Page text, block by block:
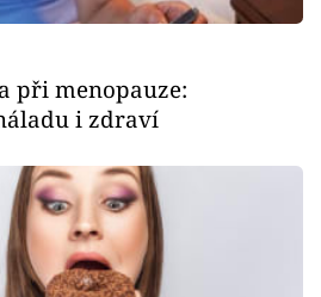
při menopauze:
i zdraví